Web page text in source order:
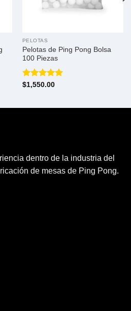
PELOTAS
Pelotas de Ping Pong Bolsa
100 Piezas
Valorado
$1,550.00
dentro de la industria del
de mesas de Ping Pong.